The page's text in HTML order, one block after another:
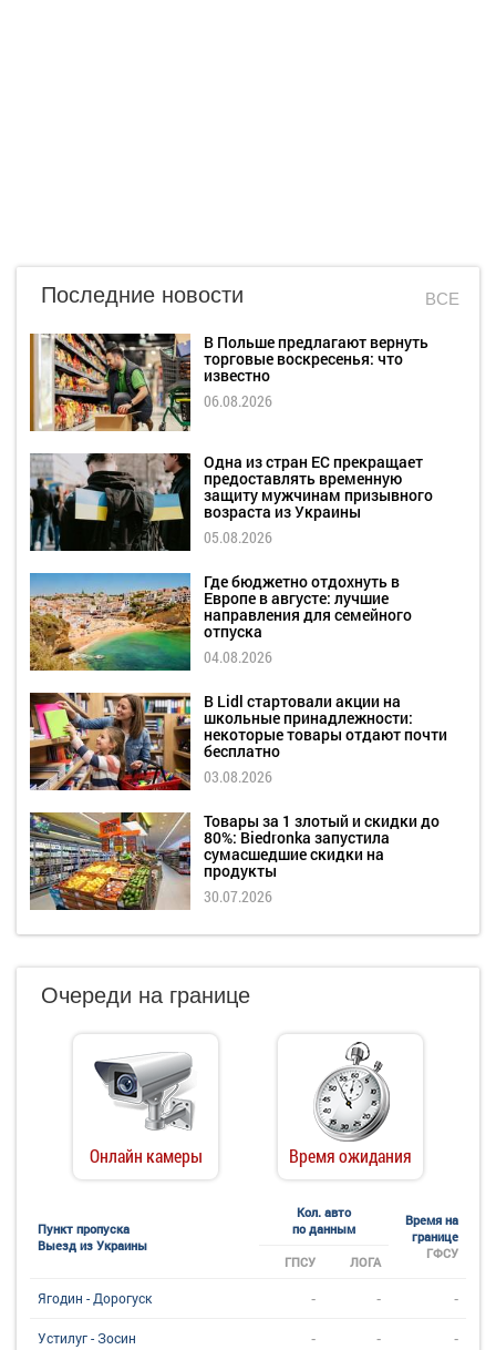
Последние новости ВСЕ
В Польше предлагают вернуть
торговые воскресенья: что
известно
06.08.2026
Одна из стран ЕС прекращает
предоставлять временную
защиту мужчинам призывного
возраста из Украины
05.08.2026
Где бюджетно отдохнуть в
Европе в августе: лучшие
направления для семейного
отпуска
04.08.2026
В Lidl стартовали акции на
школьные принадлежности:
некоторые товары отдают почти
бесплатно
03.08.2026
Товары за 1 злотый и скидки до
80%: Biedronka запустила
сумасшедшие скидки на
продукты
30.07.2026
Очереди на границе
Онлайн камеры Время ожидания
Пункт пропуска
Выезд из Украины
Кол. авто
по данным
Время на
границе
ГФСУ
ГПСУ ЛОГА
Ягодин - Дорогуск - - -
Устилуг - Зосин - - -